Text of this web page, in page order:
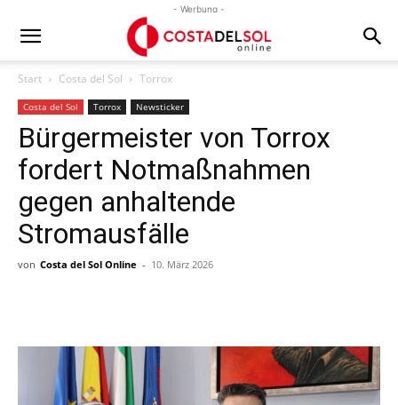
- Werbung -
Start Costa del Sol Torrox
Costa del Sol Torrox Newsticker
Bürgermeister von Torrox
fordert Notmaßnahmen
gegen anhaltende
Stromausfälle
von Costa del Sol Online - 10. März 2026